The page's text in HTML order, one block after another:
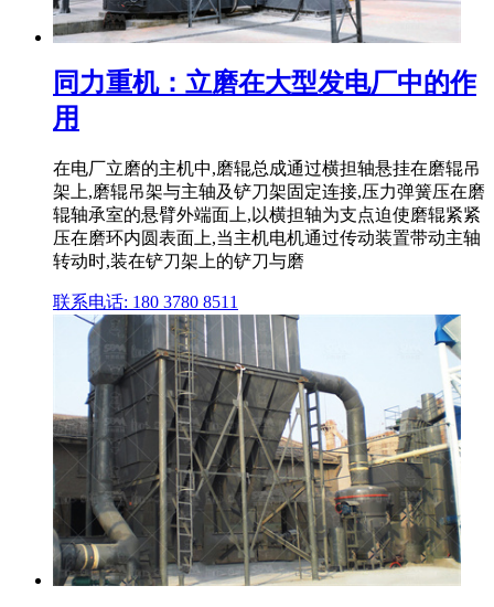
同力重机：立磨在大型发电厂中的作
用
在电厂立磨的主机中,磨辊总成通过横担轴悬挂在磨辊吊
架上,磨辊吊架与主轴及铲刀架固定连接,压力弹簧压在磨
辊轴承室的悬臂外端面上,以横担轴为支点迫使磨辊紧紧
压在磨环内圆表面上,当主机电机通过传动装置带动主轴
转动时,装在铲刀架上的铲刀与磨
联系电话: 180 3780 8511